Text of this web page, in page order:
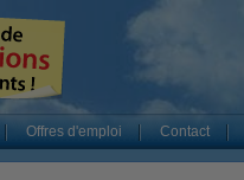
Offres d'emploi Contact